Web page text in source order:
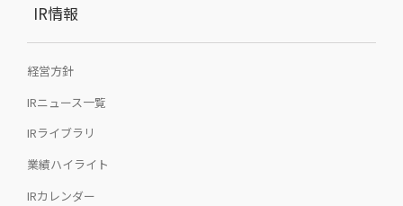
IR情報
経営方針
IRニュース一覧
IRライブラリ
業績ハイライト
IRカレンダー